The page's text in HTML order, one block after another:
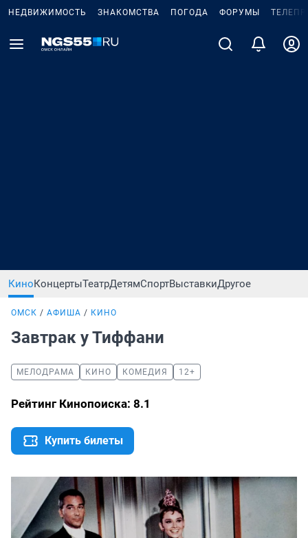
НЕДВИЖИМОСТЬ ЗНАКОМСТВА ПОГОДА ФОРУМЫ
КиноКонцертыТеатрДетямСпортВыставкиДругое
ОМСК АФИША КИНО
Завтрак у Тиффани
МЕЛОДРАМА КИНО КОМЕДИЯ 12+
Рейтинг Кинопоиска: 8.1
Купить билеты